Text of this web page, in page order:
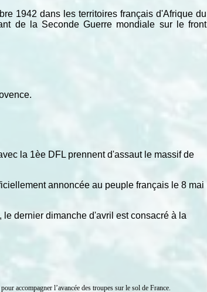
1942 dans les territoires français d'Afrique du
de la Seconde Guerre mondiale sur le front
la 1èe DFL prennent d'assaut le massif de
annoncée au peuple français le 8 mai
dernier dimanche d'avril est consacré à la
accompagner l’avancée des troupes sur le sol de France.